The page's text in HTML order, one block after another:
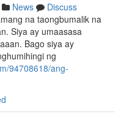
News
Discuss
na taongbumalik na
Siya ay umaasasa
Bago siya ay
ng
94708618/ang-